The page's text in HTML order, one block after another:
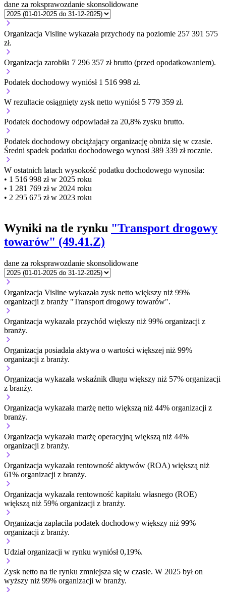
dane za roksprawozdanie skonsolidowane
Organizacja Visline wykazała przychody na poziomie 257 391 575
zł.
Organizacja zarobiła 7 296 357 zł brutto (przed opodatkowaniem).
Podatek dochodowy wyniósł 1 516 998 zł.
W rezultacie osiągnięty zysk netto wyniósł 5 779 359 zł.
Podatek dochodowy odpowiadał za 20,8% zysku brutto.
Podatek dochodowy obciążający organizację obniża się w czasie.
Średni spadek podatku dochodowego wynosi 389 339 zł rocznie.
W ostatnich latach wysokość podatku dochodowego wynosiła:
• 1 516 998 zł w 2025 roku
• 1 281 769 zł w 2024 roku
• 2 295 675 zł w 2023 roku
Wyniki na tle rynku "Transport drogowy
towarów" (49.41.Z)
dane za roksprawozdanie skonsolidowane
Organizacja Visline wykazała zysk netto większy niż 99%
organizacji z branży "Transport drogowy towarów".
Organizacja wykazała przychód większy niż 99% organizacji z
branży.
Organizacja posiadała aktywa o wartości większej niż 99%
organizacji z branży.
Organizacja wykazała wskaźnik długu większy niż 57% organizacji
z branży.
Organizacja wykazała marżę netto większą niż 44% organizacji z
branży.
Organizacja wykazała marżę operacyjną większą niż 44%
organizacji z branży.
Organizacja wykazała rentowność aktywów (ROA) większą niż
61% organizacji z branży.
Organizacja wykazała rentowność kapitału własnego (ROE)
większą niż 59% organizacji z branży.
Organizacja zapłaciła podatek dochodowy większy niż 99%
organizacji z branży.
Udział organizacji w rynku wyniósł 0,19%.
Zysk netto na tle rynku zmniejsza się w czasie. W 2025 był on
wyższy niż 99% organizacji w branży.